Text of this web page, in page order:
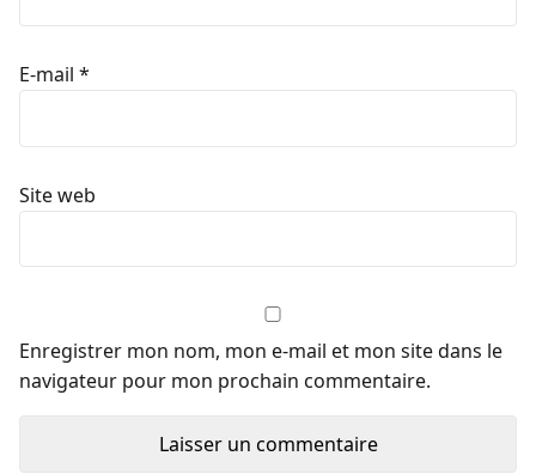
E-mail *
Site web
Enregistrer mon nom, mon e-mail et mon site dans le
navigateur pour mon prochain commentaire.